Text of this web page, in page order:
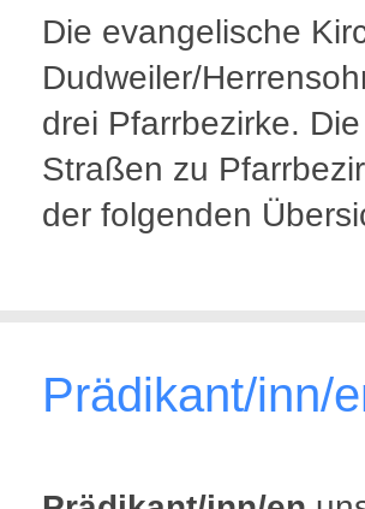
Die evangelische
Dudweiler/
drei Pfarrbezirke.
Straßen zu
der folgenden
Prädikant/inn/